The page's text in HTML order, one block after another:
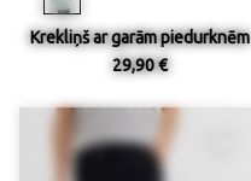
Krekliņš ar garām piedurknēm
29,90 €